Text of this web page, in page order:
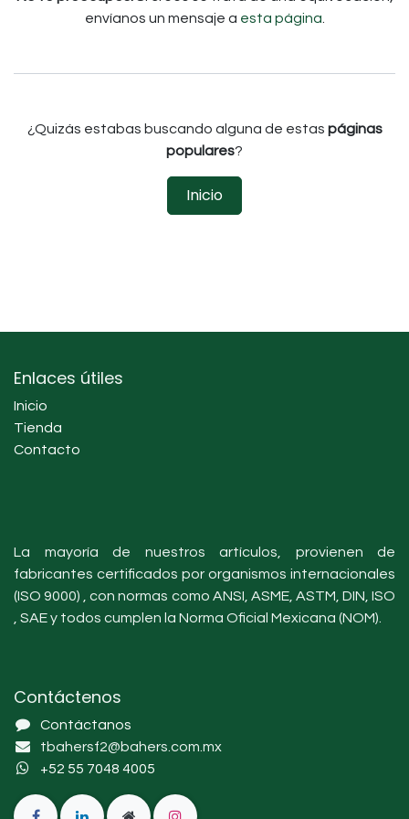
envíanos un mensaje a esta página
¿Quizás estabas buscando alguna de estas páginas
populares?
Inicio
Enlaces útiles
Inicio
Tienda
Contacto
La mayoría de nuestros artículos, provienen de
fabricantes certificados por organismos internacionales
(ISO 9000) , con normas como ANSI, ASME, ASTM, DIN, ISO
, SAE y todos cumplen la Norma Oficial Mexicana (NOM).
Contáctenos
Contáctanos
tbahersf2@bahers.com.mx
+52 55 7048 4005